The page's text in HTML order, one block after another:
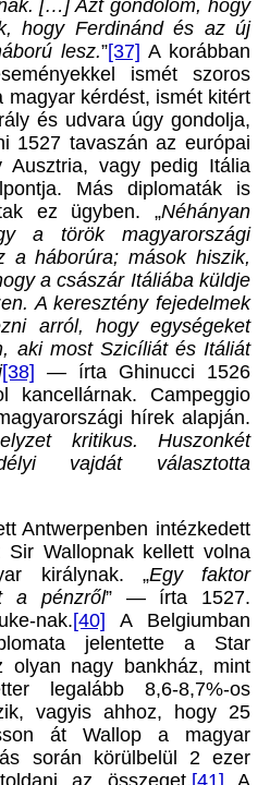
[…] Azt gondolom, hogy
hogy Ferdinánd és az új
lesz.”[37] A korábban
ismét szoros
magyar kérdést, ismét kitért
és udvara úgy gondolja,
1527 tavaszán az európai
Ausztria, vagy pedig Itália
Más diplomaták is
ez ügyben. „Néhányan
a török magyarországi
a háborúra; mások hiszik,
a császár Itáliába küldje
A keresztény fejedelmek
arról, hogy egységeket
aki most Szicíliát és Itáliát
[38] — írta Ghinucci 1526
kancellárnak. Campeggio
hírek alapján.
kritikus. Huszonkét
vajdát választotta
Antwerpenben intézkedett
Wallopnak kellett volna
királynak. „Egy faktor
a pénzről” — írta 1527.
nak.[40] A Belgiumban
jelentette a Star
olyan nagy bankház, mint
legalább 8,6-8,7%-os
vagyis ahhoz, hogy 25
át Wallop a magyar
során körülbelül 2 ezer
az összeget.[41] A